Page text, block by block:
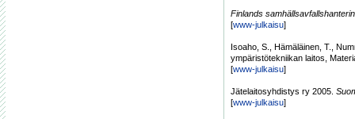
Finlands
[www-julkaisu]
Isoaho, S., Hämäläinen, T.,
ympäristötekniikan laitos,
[www-julkaisu]
Jätelaitosyhdistys ry 2005.
[www-julkaisu]